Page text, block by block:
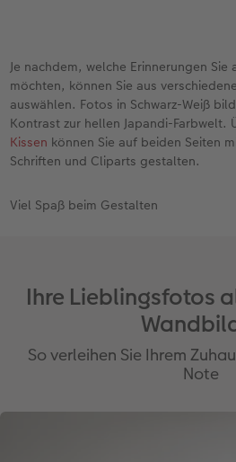
Je nachdem, welche Erinnerungen Sie
möchten, können Sie aus
auswählen. Fotos in Schwarz-Weiß
Kontrast zur hellen Japandi-Farbwelt.
Kissen können Sie auf beiden Seiten
Schriften und Cliparts gestalten.
Viel Spaß beim Gestalten
Ihre Lieblingsfotos
So verleihen Sie Ihrem
Note